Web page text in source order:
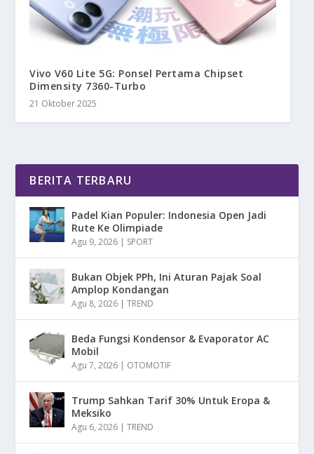
Vivo V60 Lite 5G: Ponsel Pertama Chipset
Dimensity 7360-Turbo
21 Oktober 2025
BERITA TERBARU
Padel Kian Populer: Indonesia Open Jadi
Rute Ke Olimpiade
Agu 9, 2026 | SPORT
Bukan Objek PPh, Ini Aturan Pajak Soal
Amplop Kondangan
Agu 8, 2026 |TREND
Beda Fungsi Kondensor & Evaporator AC
Mobil
Agu 7, 2026 | OTOMOTIF
Trump Sahkan Tarif 30% Untuk Eropa &
Meksiko
Agu 6, 2026 |TREND